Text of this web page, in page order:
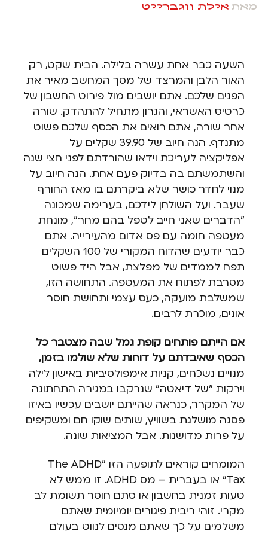
מאת אילת ווגברייט
השעה כבר אחת עשרה בלילה. הבית שקט, רק
האור הלבן והמרצד של מסך המחשב מאיר את
הפנים שלכם. אתם יושבים מול פירוט החשבון של
כרטיס האשראי, והגרון מתחיל להתהדק. שורה
אחר שורה, אתם רואים את הכסף שלכם פשוט
מתנדף. הנה חיוב של 39.90 שקלים על
אפליקציה לעריכת וידאו שהורדתם לפני חצי שנה
והשתמשתם בה בדיוק פעם אחת. הנה חיוב על
מנוי לחדר כושר שלא ביקרתם בו מאז החורף
שעבר. ועל השולחן לידכם, בערימה שמכונה
"הדברים שאני חייב לטפל בהם מחר", מונחת
מעטפה חומה עם פס אדום מהעירייה. אתם
כבר יודעים שהדוח המקורי של 100 השקלים
תפח לממדים של מפלצת, אבל היד פשוט
מסרבת לפתוח את המעטפה. התחושה הזו,
שמשלבת מועקה, כעס עצמי ותחושת חוסר
אונים, מוכרת לרבים.
אם הייתם פותחים קופת גמל שבה מצטבר כל
הכסף שאיבדתם על דוחות שלא שולמו בזמן,
מנויים נשכחים, קניות אימפולסיביות באישון לילה
וירקות "של דיאטה" שנרקבו במגירה התחתונה
של המקרר, כנראה שהייתם יושבים עכשיו באיזו
פסגה מושלגת בשוויץ, שותים שוקו חם ומשקיפים
על פרות מדושנות. אבל המציאות שונה.
המומחים קוראים לתופעה הזו "The ADHD
Tax" או בעברית – מס ADHD. זו ממש לא
טעות זמנית בחשבון או סתם חוסר תשומת לב
מקרי. זוהי ריבית פיגורים יומיומית שאתם
משלמים על כך שאתם מנסים לנווט בעולם